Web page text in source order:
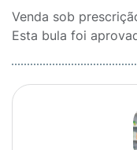
Venda sob
Esta bula foi